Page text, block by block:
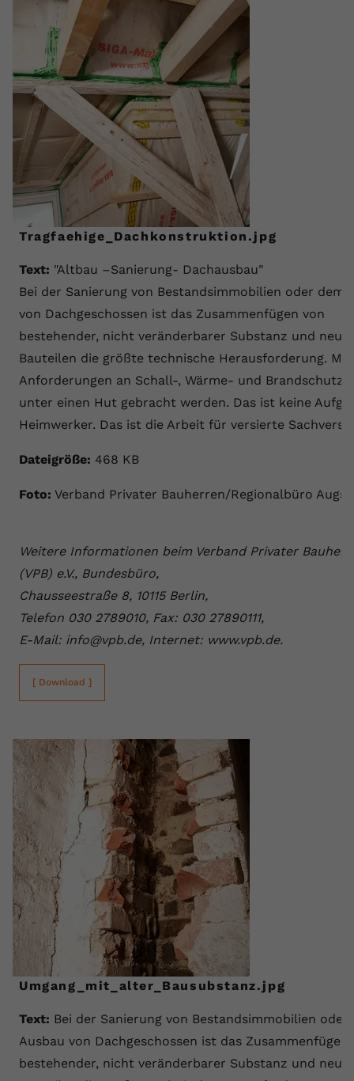
Tragfaehige_Dachkonstruktion.jpg
Text: "Altbau –Sanierung- Dachausbau"
Bei der Sanierung von Bestandsimmobilien oder dem
von Dachgeschossen ist das Zusammenfügen von
bestehender, nicht veränderbarer Substanz und
Bauteilen die größte technische Herausforderung.
Anforderungen an Schall-, Wärme- und Brandschutz
unter einen Hut gebracht werden. Das ist keine
Heimwerker. Das ist die Arbeit für versierte
Dateigröße: 468 KB
Foto: Verband Privater Bauherren/Regionalbüro
Weitere Informationen beim Verband Privater
(VPB) e.V., Bundesbüro,
Chausseestraße 8, 10115 Berlin,
Telefon 030 2789010, Fax: 030 27890111,
E-Mail: info@vpb.de, Internet: www.vpb.de.
[ Download ]
Umgang_mit_alter_Bausubstanz.jpg
Text: Bei der Sanierung von Bestandsimmobilien oder
Ausbau von Dachgeschossen ist das Zusammenfügen
bestehender, nicht veränderbarer Substanz und